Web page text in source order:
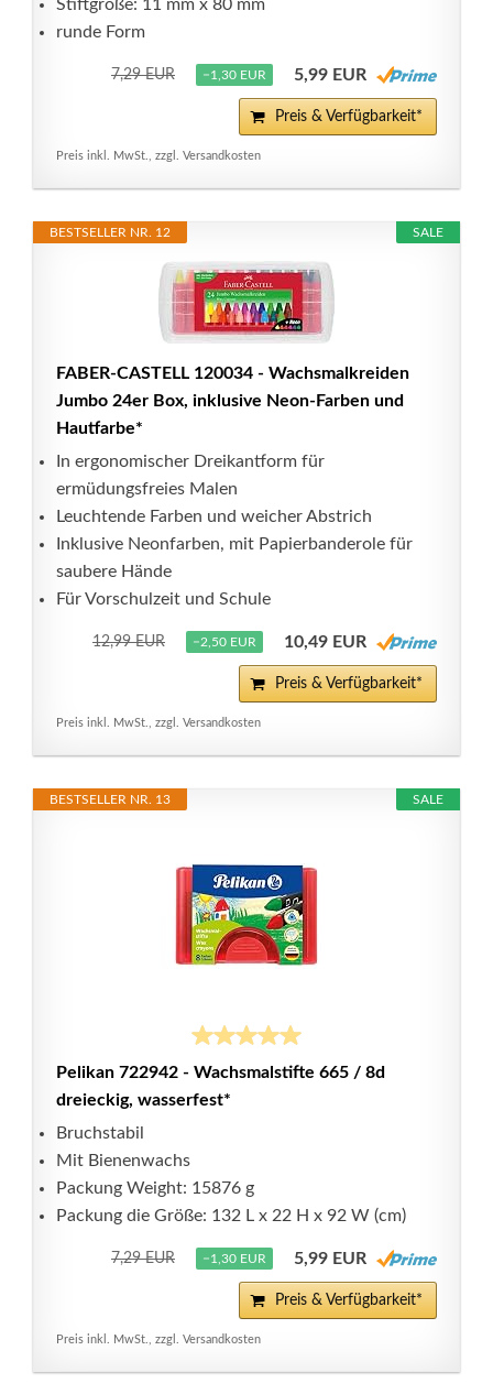
Stiftgröße: 11 mm x 80 mm
runde Form
7,29 EUR −1,30 EUR 5,99 EUR
Preis & Verfügbarkeit*
Preis inkl. MwSt., zzgl. Versandkosten
SALE
BESTSELLER NR. 12
FABER-CASTELL 120034 - Wachsmalkreiden
Jumbo 24er Box, inklusive Neon-Farben und
Hautfarbe*
In ergonomischer Dreikantform für
ermüdungsfreies Malen
Leuchtende Farben und weicher Abstrich
Inklusive Neonfarben, mit Papierbanderole für
saubere Hände
Für Vorschulzeit und Schule
12,99 EUR −2,50 EUR 10,49 EUR
Preis & Verfügbarkeit*
Preis inkl. MwSt., zzgl. Versandkosten
SALE
BESTSELLER NR. 13
Pelikan 722942 - Wachsmalstifte 665 / 8d
dreieckig, wasserfest*
Bruchstabil
Mit Bienenwachs
Packung Weight: 15876 g
Packung die Größe: 132 L x 22 H x 92 W (cm)
7,29 EUR −1,30 EUR 5,99 EUR
Preis & Verfügbarkeit*
Preis inkl. MwSt., zzgl. Versandkosten